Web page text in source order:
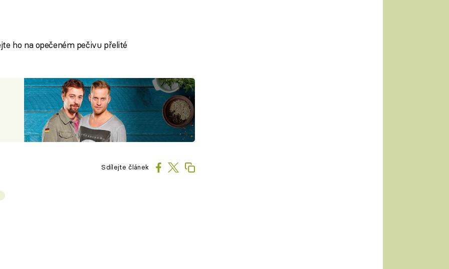
ho na opečeném pečivu přelité
Sdílejte článek